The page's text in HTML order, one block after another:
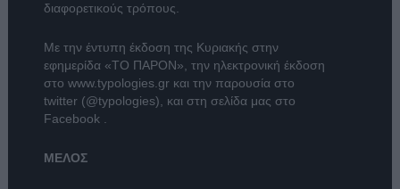
διαφορετικούς τρόπους.
Με την έντυπη έκδοση της Κυριακής στην
εφημερίδα «ΤΟ ΠΑΡΟΝ» , την ηλεκτρονική έκδοση
στο www.typologies.grκαι την παρουσία στο
twitter (@typologies) , και στη σελίδα μας στο
Facebook
ΜΕΛΟΣ